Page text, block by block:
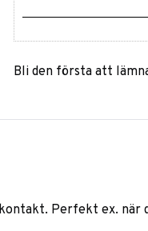
Bli den första att
Perfekt ex. när